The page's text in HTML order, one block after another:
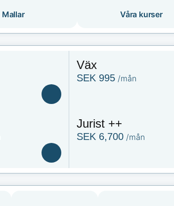
Mallar Våra kurser
Väx
SEK 995/mån
Jurist ++
SEK 6,700/mån